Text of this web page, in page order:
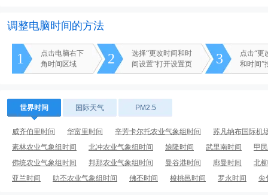
调整电脑时间的方法
1
点击电脑右下
角时间区域
2
选择“更改时间和时
间设置”打开设置页
3
点击“更
和时间”
世界时间 国际天气 PM2.5
威齐伯里时间 华富里时间 辛芳卡尔托农业气象组时间
苏凡纳布国际机
素林农业气象组时间
北冲农业气象组时间 娘隆时间 武里南时间
甲
佛统农业气象组时间
邦那农业气象组时间 曼谷港时间 廊曼时间
北
亚兰时间
叻丕农业气象组时间 佛丕时间 梭桃邑时间 罗永时间
尖